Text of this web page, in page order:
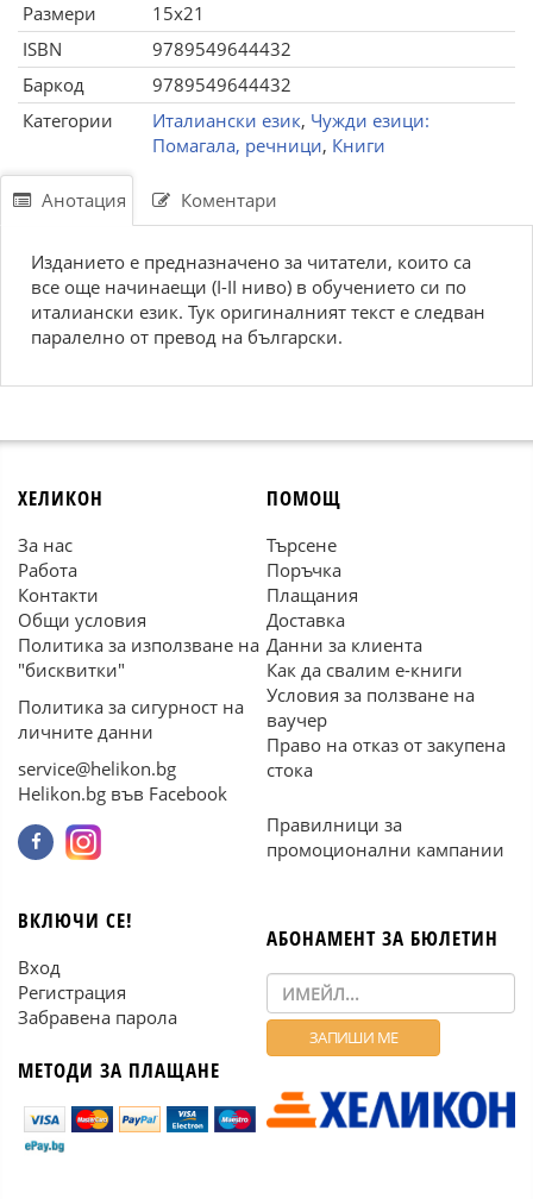
Размери
15x21
ISBN
9789549644432
Баркод
9789549644432
Категории
Италиански език, Чужди езици:
Помагала, речници, Книги
Анотация Коментари
Изданието е предназначено за читатели, които са
все още начинаещи (I-II ниво) в обучението си по
италиански език. Тук оригиналният текст е следван
паралелно от превод на български.
ХЕЛИКОН
За нас
Работа
Контакти
Общи условия
Политика за използване на
"бисквитки"
Политика за сигурност на
личните данни
service@helikon.bg
Helikon.bg във Facebook
ПОМОЩ
Търсене
Поръчка
Плащания
Доставка
Данни за клиента
Как да свалим е-книги
Условия за ползване на
ваучер
Право на отказ от закупена
стока
Правилници за
промоционални кампании
ВКЛЮЧИ СЕ!
Вход
Регистрация
Забравена парола
МЕТОДИ ЗА ПЛАЩАНЕ
АБОНАМЕНТ ЗА БЮЛЕТИН